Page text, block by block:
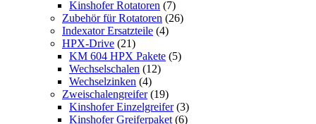
Kinshofer Rotatoren (7)
Zubehör für Rotatoren (26)
Indexator Ersatzteile (4)
HPX-Drive (21)
KM 604 HPX Pakete (5)
Wechselschalen (12)
Wechselzinken (4)
Zweischalengreifer (19)
Kinshofer Einzelgreifer (3)
Kinshofer Greiferpaket (6)